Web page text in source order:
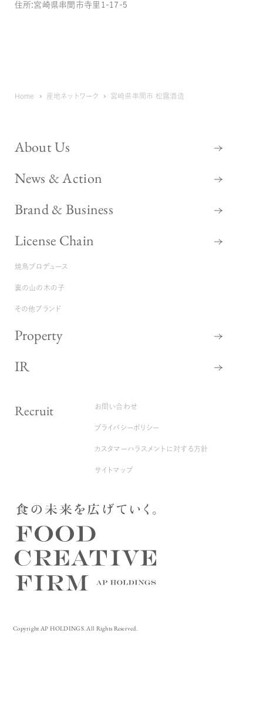
住所：宮崎県串間市寺里1-17-5
Home 産地ネットワーク 宮崎県串間市 松露酒造
About Us
News & Action
Brand & Business
License Chain
焼鳥プロデュース
裏の山の木の子
その他ブランド
Property
IR
Recruit お問い合わせ
プライバシーポリシー
カスタマーハラスメントに対する方針
サイトマップ
Copyright AP HOLDINGS. All Rights Reserved.